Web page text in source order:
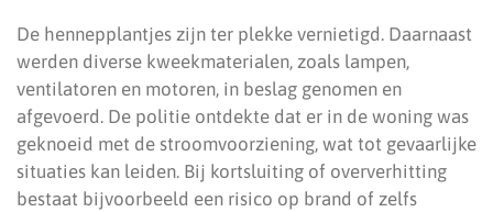
De hennepplantjes zijn ter plekke vernietigd. Daarnaast
werden diverse kweekmaterialen, zoals lampen,
ventilatoren en motoren, in beslag genomen en
afgevoerd. De politie ontdekte dat er in de woning was
geknoeid met de stroomvoorziening, wat tot gevaarlijke
situaties kan leiden. Bij kortsluiting of oververhitting
bestaat bijvoorbeeld een risico op brand of zelfs